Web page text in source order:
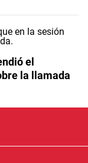
el
la llamada